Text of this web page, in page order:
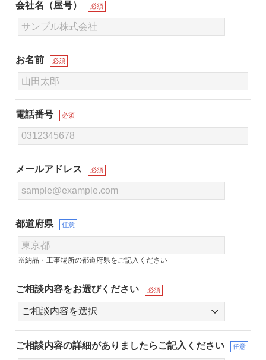
会社名（屋号） 必須
お名前 必須
電話番号 必須
メールアドレス 必須
都道府県 任意
※納品・工事場所の都道府県をご記入ください
ご相談内容をお選びください 必須
ご相談内容の詳細がありましたらご記入ください 任意